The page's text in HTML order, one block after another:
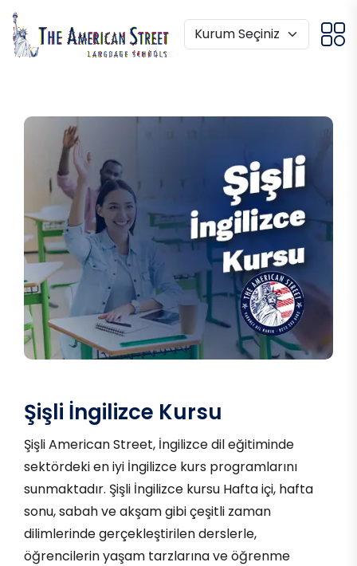
Şişli İngilizce Kursu
Şişli American Street, İngilizce dil eğitiminde
sektördeki en iyi İngilizce kurs programlarını
sunmaktadır. Şişli İngilizce kursu Hafta içi, hafta
sonu, sabah ve akşam gibi çeşitli zaman
dilimlerinde gerçekleştirilen derslerle,
öğrencilerin yaşam tarzlarına ve öğrenme